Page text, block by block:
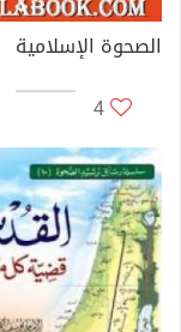
الصحوة الإسلامية
4